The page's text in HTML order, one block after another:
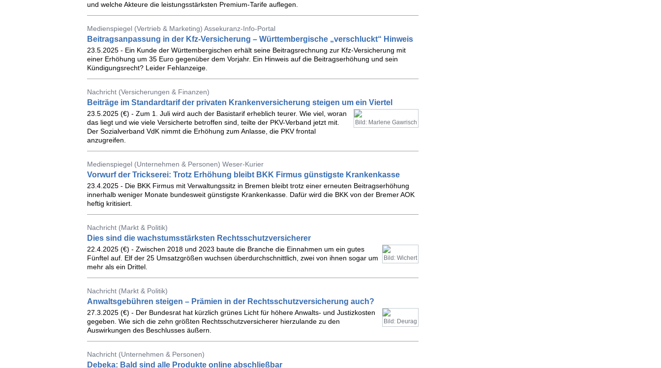
und welche Akteure die leistungsstärksten Premium-Tarife auflegen.
Medienspiegel (Vertrieb & Marketing) Assekuranz-Info-Portal
Beitragsanpassung in der Kfz-Versicherung – Württembergische „verschluckt“ Hinweis
23.5.2025 - Ein Kunde der Württembergischen erhält seine Beitragsrechnung zur Kfz-Versicherung mit
einer Erhöhung um 35 Euro gegenüber dem Vorjahr. Ein Hinweis auf die Beitragserhöhung und sein
Kündigungsrecht? Leider Fehlanzeige.
Nachricht (Versicherungen & Finanzen)
Beiträge im Standardtarif der privaten Krankenversicherung steigen um ein Viertel
Bild: Marlene Gawrisch
23.5.2025 (€) - Zum 1. Juli wird auch der Basistarif erheblich teurer. Wie viel, woran
das liegt und wie viele Versicherte betroffen sind, teilte der PKV-Verband jetzt mit.
Der Sozialverband VdK nimmt die Erhöhung zum Anlasse, die PKV frontal
anzugreifen.
Medienspiegel (Unternehmen & Personen) Weser-Kurier
Vorwurf der Trickserei: Trotz Erhöhung bleibt BKK Firmus günstigste Krankenkasse
23.4.2025 - Die BKK Firmus mit Verwaltungssitz in Bremen bleibt trotz einer erneuten Beitragserhöhung
innerhalb weniger Monate bundesweit günstigste Krankenkasse. Dafür wird die BKK von der Bremer AOK
heftig kritisiert.
Nachricht (Markt & Politik)
Dies sind die wachstumsstärksten Rechtsschutzversicherer
Bild: Wichert
22.4.2025 (€) - Zwischen 2018 und 2023 baute die Branche die Einnahmen um ein gutes
Fünftel auf. Elf der 25 Umsatzgrößen wuchsen überdurchschnittlich, zwei von ihnen sogar um
mehr als ein Drittel.
Nachricht (Markt & Politik)
Anwaltsgebühren steigen – Prämien in der Rechtsschutzversicherung auch?
Bild: Deurag
27.3.2025 (€) - Der Bundesrat hat kürzlich grünes Licht für höhere Anwalts- und Justizkosten
gegeben. Wie sich die zehn größten Rechtsschutzversicherer hierzulande zu den
Auswirkungen des Beschlusses äußern.
Nachricht (Unternehmen & Personen)
Debeka: Bald sind alle Produkte online abschließbar